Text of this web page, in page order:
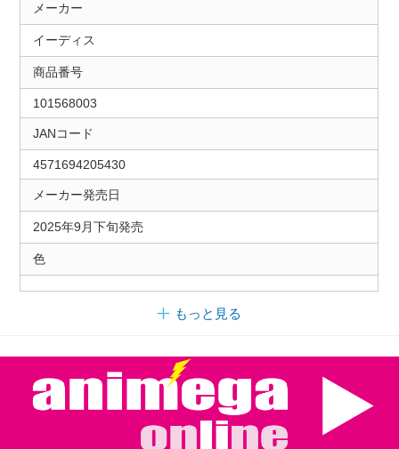
メーカー
イーディス
商品番号
101568003
JANコード
4571694205430
メーカー発売日
2025年9月下旬発売
色
もっと見る